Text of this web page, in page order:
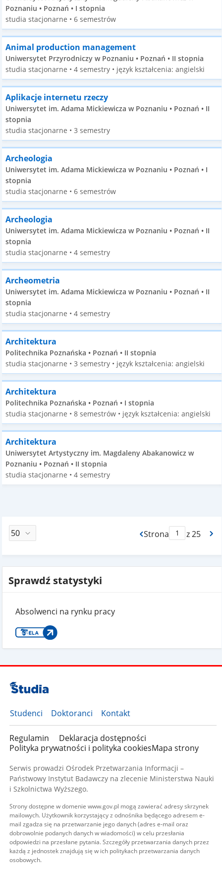
Poznaniu • Poznań • I stopnia
studia stacjonarne • 6 semestrów
Animal production management
Uniwersytet Przyrodniczy w Poznaniu • Poznań • II stopnia
studia stacjonarne • 4 semestry • język kształcenia: angielski
Aplikacje internetu rzeczy
Uniwersytet im. Adama Mickiewicza w Poznaniu • Poznań • II
stopnia
studia stacjonarne • 3 semestry
Archeologia
Uniwersytet im. Adama Mickiewicza w Poznaniu • Poznań • I
stopnia
studia stacjonarne • 6 semestrów
Archeologia
Uniwersytet im. Adama Mickiewicza w Poznaniu • Poznań • II
stopnia
studia stacjonarne • 4 semestry
Archeometria
Uniwersytet im. Adama Mickiewicza w Poznaniu • Poznań • II
stopnia
studia stacjonarne • 4 semestry
Architektura
Politechnika Poznańska • Poznań • II stopnia
studia stacjonarne • 3 semestry • język kształcenia: angielski
Architektura
Politechnika Poznańska • Poznań • I stopnia
studia stacjonarne • 8 semestrów • język kształcenia: angielski
Architektura
Uniwersytet Artystyczny im. Magdaleny Abakanowicz w
Poznaniu • Poznań • II stopnia
studia stacjonarne • 4 semestry
Strona
Max Stronaz 25
Sprawdź statystyki
Absolwenci na rynku pracy
Studenci Doktoranci Kontakt
Regulamin
Deklaracja dostępności
Polityka prywatności i polityka cookiesMapa strony
Serwis prowadzi Ośrodek Przetwarzania Informacji –
Państwowy Instytut Badawczy na zlecenie Ministerstwa Nauki
i Szkolnictwa Wyższego.
Strony dostępne w domenie www.gov.pl mogą zawierać adresy skrzynek
mailowych. Użytkownik korzystający z odnośnika będącego adresem e-
mail zgadza się na przetwarzanie jego danych (adres e-mail oraz
dobrowolnie podanych danych w wiadomości) w celu przesłania
odpowiedzi na przesłane pytania. Szczegóły przetwarzania danych przez
każdą z jednostek znajdują się w ich politykach przetwarzania danych
osobowych.